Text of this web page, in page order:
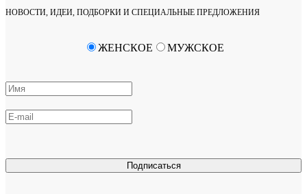
НОВОСТИ, ИДЕИ, ПОДБОРКИ И СПЕЦИАЛЬНЫЕ ПРЕДЛОЖЕНИЯ
Подписаться
ЖЕНСКОЕ МУЖСКОЕ